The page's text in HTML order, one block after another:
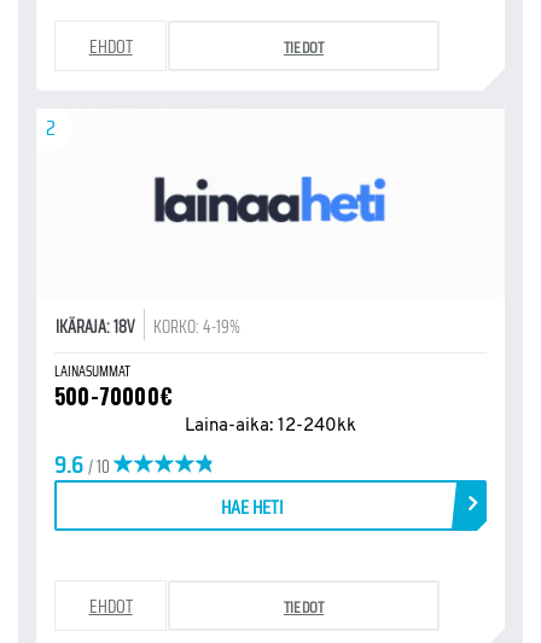
EHDOT TIEDOT
2
IKÄRAJA: 18V KORKO: 4-19%
LAINASUMMAT
500-70000€
Laina-aika: 12-240kk
9.6/ 10
EHDOT TIEDOT
HAE HETI